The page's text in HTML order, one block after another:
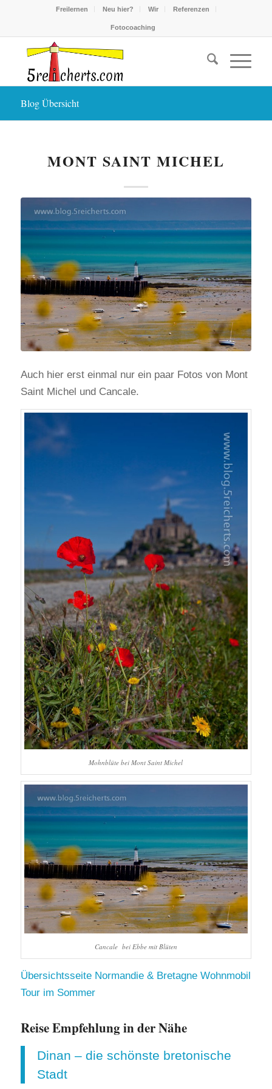
Freilernen Neu hier? Wir Referenzen
Fotocoaching
Blog Übersicht
MONT SAINT MICHEL
Auch hier erst einmal nur ein paar Fotos von Mont
Saint Michel und Cancale.
Mohnblüte bei Mont Saint Michel
Cancale bei Ebbe mit Blüten
Übersichtsseite Normandie & Bretagne Wohnmobil
Tour im Sommer
Reise Empfehlung in der Nähe
Dinan – die schönste bretonische
Stadt